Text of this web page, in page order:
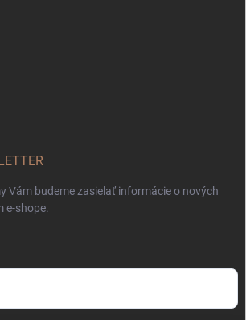
Vám budeme zasielať informácie o nových
e-shope.